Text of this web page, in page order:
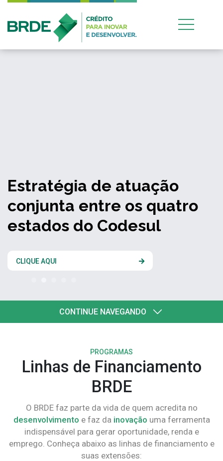
Estratégia de atuação
conjunta entre os quatro
estados do Codesul
CLIQUE AQUI
CONTINUE NAVEGANDO
PROGRAMAS
Linhas de Financiamento
BRDE
O BRDE faz parte da vida de quem acredita no
desenvolvimento e faz da inovação uma ferramenta
indispensável para gerar oportunidade, renda e
emprego. Conheça abaixo as linhas de financiamento e
suas extensões: